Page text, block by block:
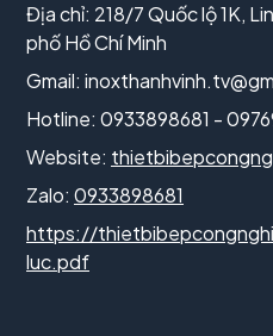
Địa chỉ: 218/7 Quốc lộ 1K,
phố Hồ Chí Minh
Gmail:
Hotline: 0933898681 -
Website:
Zalo: 0933898681
https://
luc.pdf